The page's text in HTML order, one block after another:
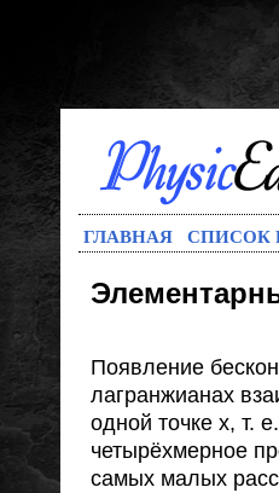
ГЛАВНАЯ СПИСОК
Появление
лагранжианах
одной точке х, т.
четырёхмерное
самых малых